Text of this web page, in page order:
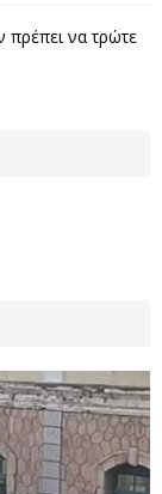
πρέπει να τρώτε